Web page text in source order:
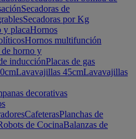
Secadoras de
Secadoras por Kg
y placaHornos
Hornos multifunción
horno y
inducciónPlacas de gas
Lavavajillas 45cmLavavajillas
decorativas
CafeterasPlanchas de
de CocinaBalanzas de